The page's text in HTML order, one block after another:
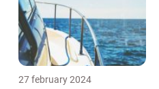
27 february 2024